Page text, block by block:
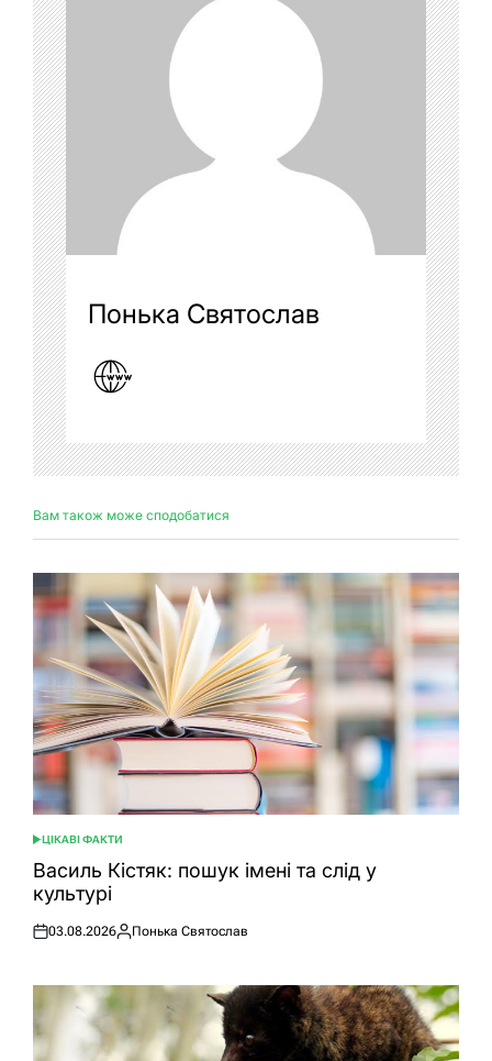
Понька Святослав
Вам також може сподобатися
ОПУБЛІКУВАТИ
У
ЦІКАВІ ФАКТИ
Василь Кістяк: пошук імені та слід у
культурі
Оприлюднено
03.08.2026
Опубліковано
Понька Святослав